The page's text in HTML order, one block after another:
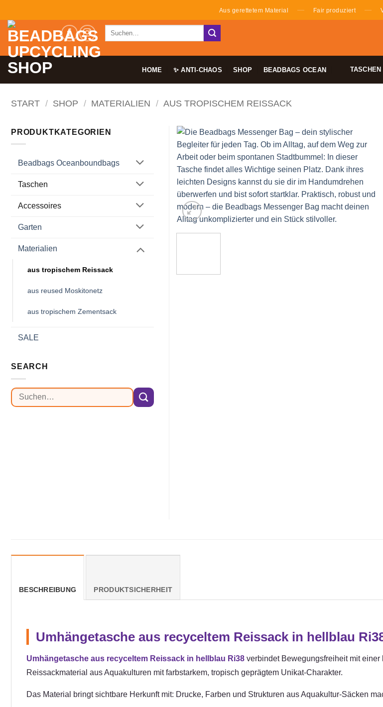
Inhalt
springen
Aus gerettetem Material — Fair produziert —
Suchen
HOME ✨ ANTI-CHAOS SHOP BEADBAGS OCEAN TASCHEN
START / SHOP / MATERIALIEN / AUS TROPISCHEM REISSACK
PRODUKTKATEGORIEN
Beadbags Oceanboundbags
Taschen
Accessoires
Garten
Materialien
aus tropischem Reissack
aus reused Moskitonetz
aus tropischem Zementsack
SALE
SEARCH
Suchen
nach:
BESCHREIBUNG PRODUKTSICHERHEIT
Umhängetasche aus recyceltem Reissack in hellblau
Umhängetasche aus recyceltem Reissack in hellblau Ri38 verbindet Bewegungsfreiheit mit
Reissackmaterial aus Aquakulturen mit farbstarkem, tropisch geprägtem Unikat-Charakter.
Das Material bringt sichtbare Herkunft mit: Drucke, Farben und Strukturen aus Aquakultur-Säcken